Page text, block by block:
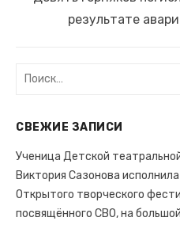
запись:результате
Поиск:
СВЕЖИЕ ЗАПИСИ
Ученица Детской
Виктория Сазонова исполнила
Открытого творческого
посвящённого СВО, на